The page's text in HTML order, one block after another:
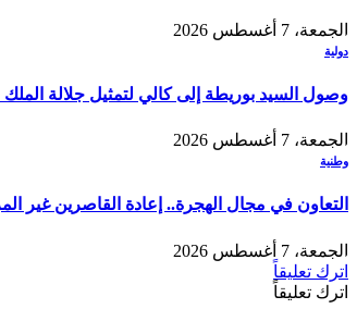
الجمعة، 7 أغسطس 2026
دولية
وصول السيد بوريطة إلى كالي لتمثيل جلالة
الجمعة، 7 أغسطس 2026
وطنية
التعاون في مجال الهجرة.. إعادة القاصرين غير
الجمعة، 7 أغسطس 2026
اترك تعليقاً
اترك تعليقاً